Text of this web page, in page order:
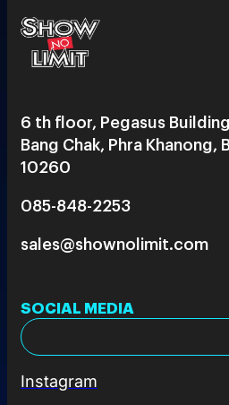
6 th floor, Pegasus
Bang Chak, Phra Khanong,
10260
085-848-2253
sales@shownolimit.com
SOCIAL MEDIA
Instagram